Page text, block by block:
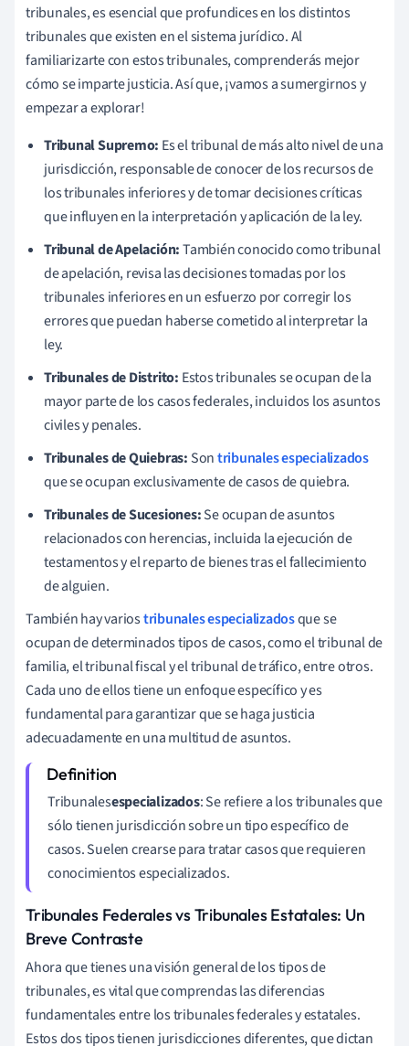
tribunales, es esencial que profundices en los distintos
tribunales que existen en el sistema jurídico. Al
familiarizarte con estos tribunales, comprenderás mejor
cómo se imparte justicia. Así que, ¡vamos a sumergirnos y
empezar a explorar!
Tribunal Supremo: Es el tribunal de más alto nivel de una
jurisdicción, responsable de conocer de los recursos de
los tribunales inferiores y de tomar decisiones críticas
que influyen en la interpretación y aplicación de la ley.
Tribunal de Apelación:También conocido como tribunal
de apelación, revisa las decisiones tomadas por los
tribunales inferiores en un esfuerzo por corregir los
errores que puedan haberse cometido al interpretar la
ley.
Tribunales de Distrito: Estos tribunales se ocupan de la
mayor parte de los casos federales, incluidos los asuntos
civiles y penales.
Tribunales de Quiebras: Sontribunales especializados
que se ocupan exclusivamente de casos de quiebra.
Tribunales de Sucesiones:Se ocupan de asuntos
relacionados con herencias, incluida la ejecución de
testamentos y el reparto de bienes tras el fallecimiento
de alguien.
También hay variostribunales especializadosque se
ocupan de determinados tipos de casos, como el tribunal de
familia, el tribunal fiscal y el tribunal de tráfico, entre otros.
Cada uno de ellos tiene un enfoque específico y es
fundamental para garantizar que se haga justicia
adecuadamente en una multitud de asuntos.
Tribunalesespecializados: Se refiere a los tribunales que
sólo tienen jurisdicción sobre un tipo específico de
casos. Suelen crearse para tratar casos que requieren
conocimientos especializados.
Tribunales Federales vs Tribunales Estatales: Un
Breve Contraste
Ahora que tienes una visión general de los tipos de
tribunales, es vital que comprendas las diferencias
fundamentales entre los tribunales federales y estatales.
Estos dos tipos tienen jurisdicciones diferentes, que dictan